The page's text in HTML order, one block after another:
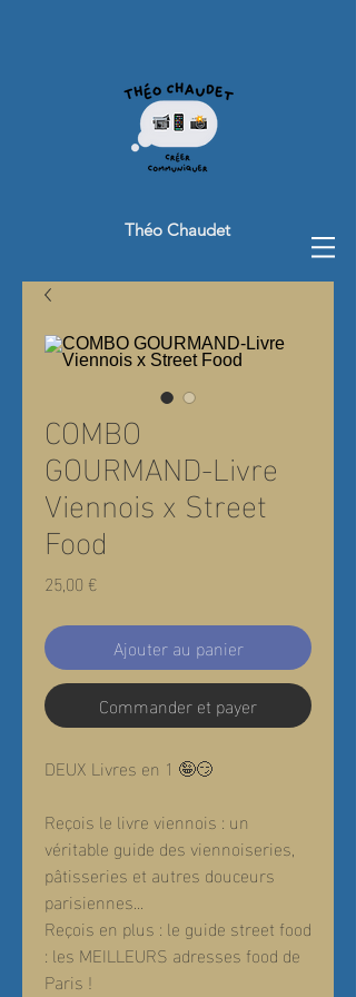
Théo Chaudet
COMBO
GOURMAND-Livre
Viennois x Street
Food
25,00 €Prix
Ajouter au panier
Commander et payer
DEUX Livres en 1 🤪😏
Reçois le livre viennois : un
véritable guide des viennoiseries,
pâtisseries et autres douceurs
parisiennes...
Reçois en plus : le guide street food
: les MEILLEURS adresses food de
Paris !